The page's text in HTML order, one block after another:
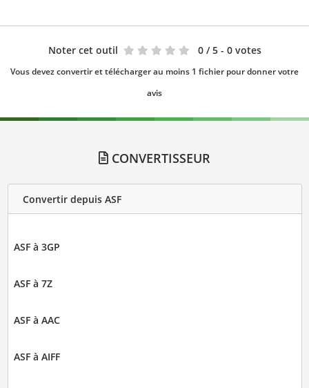
Noter cet outil 0 / 5 - 0 votes
Vous devez convertir et télécharger au moins 1 fichier pour donner votre
avis
CONVERTISSEUR
Convertir depuis ASF
ASF à 3GP
ASF à 7Z
ASF à AAC
ASF à AIFF